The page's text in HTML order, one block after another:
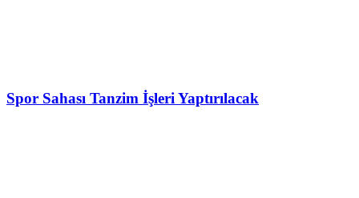
Spor Sahası Tanzim İşleri Yaptırılacak